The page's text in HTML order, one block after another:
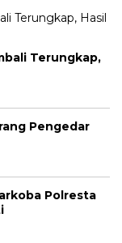
Terungkap,
Pengedar
Polresta